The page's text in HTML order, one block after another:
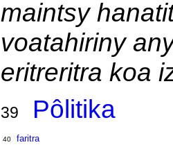
maintsy
voatahiriny
eritreritra koa
39 Pôlitika
40 faritra